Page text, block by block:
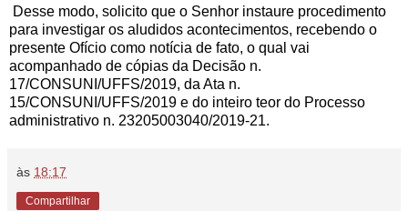
Desse modo, solicito que o Senhor instaure procedimento
para investigar os aludidos acontecimentos, recebendo o
presente Ofício como notícia de fato, o qual vai
acompanhado de cópias da Decisão n.
17/CONSUNI/UFFS/2019, da Ata n.
15/CONSUNI/UFFS/2019 e do inteiro teor do Processo
administrativo n. 23205003040/2019-21.
às 18:17
Compartilhar